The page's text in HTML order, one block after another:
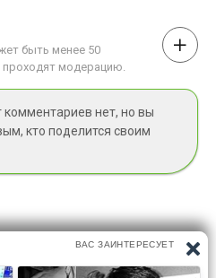
быть менее 50
модерацию.
нет, но вы
кто поделится своим